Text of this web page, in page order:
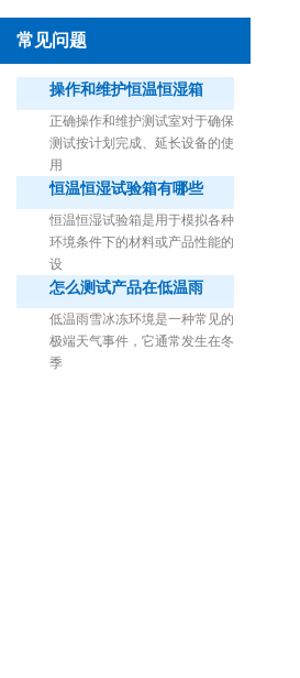
常见问题
操作和维护恒温恒湿箱
正确操作和维护测试室对于确保
测试按计划完成、延长设备的使
用
恒温恒湿试验箱有哪些
恒温恒湿试验箱是用于模拟各种
环境条件下的材料或产品性能的
设
怎么测试产品在低温雨
低温雨雪冰冻环境是一种常见的
极端天气事件，它通常发生在冬
季